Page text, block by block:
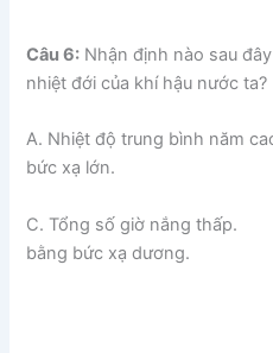
Câu 6: Nhận định nào sau
nhiệt đới của khí hậu nước ta?
A. Nhiệt độ trung
bức xạ lớn.
C. Tổng số giờ
bằng bức xạ dương.